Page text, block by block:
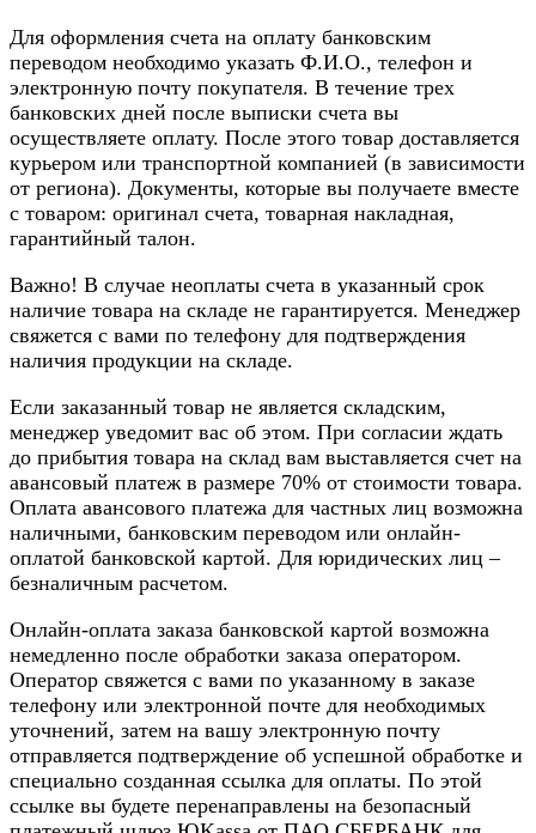
Для оформления счета на оплату банковским
переводом необходимо указать Ф.И.О., телефон и
электронную почту покупателя. В течение трех
банковских дней после выписки счета вы
осуществляете оплату. После этого товар доставляется
курьером или транспортной компанией (в зависимости
от региона). Документы, которые вы получаете вместе
с товаром: оригинал счета, товарная накладная,
гарантийный талон.
Важно! В случае неоплаты счета в указанный срок
наличие товара на складе не гарантируется. Менеджер
свяжется с вами по телефону для подтверждения
наличия продукции на складе.
Если заказанный товар не является складским,
менеджер уведомит вас об этом. При согласии ждать
до прибытия товара на склад вам выставляется счет на
авансовый платеж в размере 70% от стоимости товара.
Оплата авансового платежа для частных лиц возможна
наличными, банковским переводом или онлайн-
оплатой банковской картой. Для юридических лиц –
безналичным расчетом.
Онлайн-оплата заказа банковской картой возможна
немедленно после обработки заказа оператором.
Оператор свяжется с вами по указанному в заказе
телефону или электронной почте для необходимых
уточнений, затем на вашу электронную почту
отправляется подтверждение об успешной обработке и
специально созданная ссылка для оплаты. По этой
ссылке вы будете перенаправлены на безопасный